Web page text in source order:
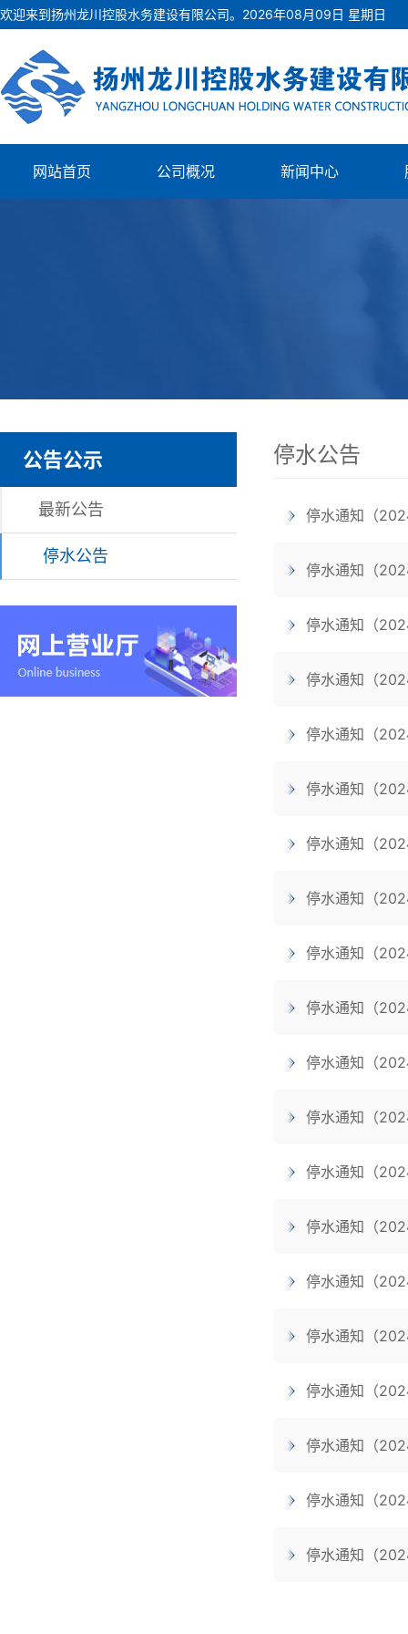
欢迎来到扬州龙川控股水务建设有限公司。 2026年08月09日 星期日
网站首页 公司概况 新闻中心
公告公示
最新公告
停水公告
停水公告
停水通知（
停水通知（
停水通知（
停水通知（
停水通知（
停水通知（
停水通知（
停水通知（
停水通知（
停水通知（
停水通知（
停水通知（
停水通知（
停水通知（
停水通知（
停水通知（
停水通知（
停水通知（
停水通知（
停水通知（